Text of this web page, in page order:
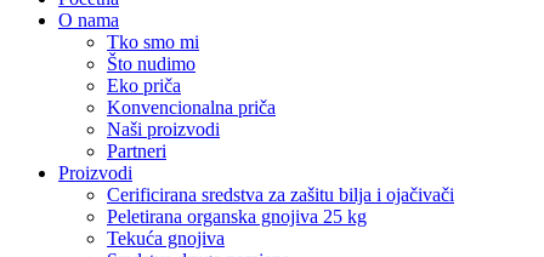
O nama
Tko smo mi
Što nudimo
Eko priča
Konvencionalna priča
Naši proizvodi
Partneri
Proizvodi
Cerificirana sredstva za zašitu bilja i ojačivači
Peletirana organska gnojiva 25 kg
Tekuća gnojiva